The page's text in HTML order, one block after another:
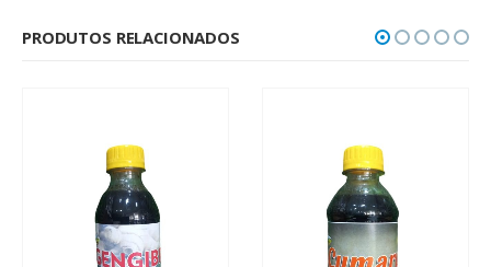
PRODUTOS RELACIONADOS